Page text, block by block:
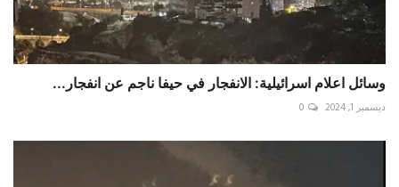
وسائل اعلام ‎اسرائيلية: الانفجار في حيفا ناجم عن انفجار...
ديسمبر 1, 2024 0